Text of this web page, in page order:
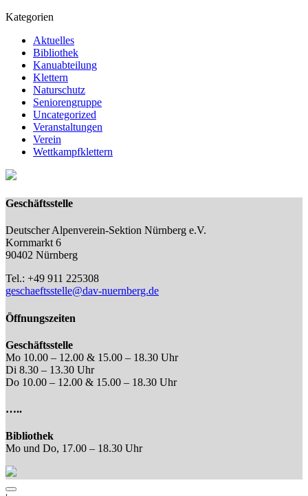
Kategorien
Aktuelles
Bibliothek
Kanuabteilung
Klettern
Naturschutz
Seniorengruppe
Uncategorized
Veranstaltungen
Verein
Wettkampfklettern
Geschäftsstelle
Deutscher Alpenverein-Sektion Nürnberg e.V.
Kornmarkt 6
90402 Nürnberg
Tel.: +49 911 225308
geschaeftsstelle@dav-nuernberg.de
Öffnungszeiten
Geschäftsstelle
Mo 10.00 – 12.00 & 15.00 – 18.30 Uhr
Di 8.30 – 13.30 Uhr
Do 10.00 – 12.00 & 15.00 – 18.30 Uhr
…..
Bibliothek
Mo und Do, 17.00 – 18.30 Uhr